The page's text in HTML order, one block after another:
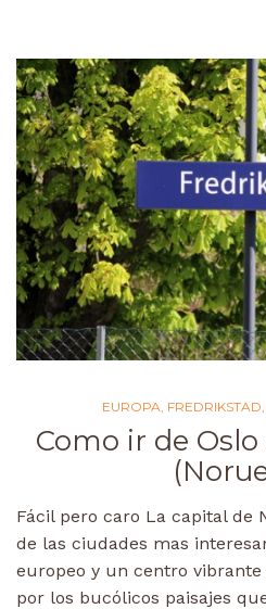
EUROPA FREDRIKSTAD
Como ir de
Fácil pero caro La capital de
de las ciudades mas
europeo y un centro vibrante
por los bucólicos paisajes